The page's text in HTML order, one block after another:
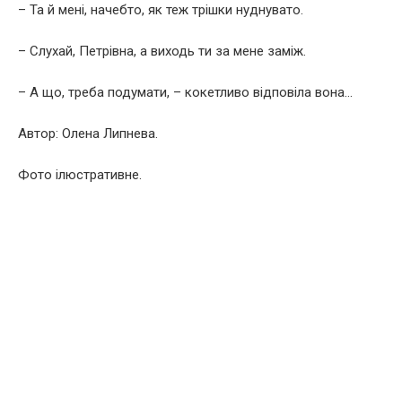
– Та й мені, начебто, як теж трішки нуднувато.
– Слухай, Петрівна, а виходь ти за мене заміж.
– А що, треба подумати, – кокетливо відповіла вона…
Автор: Олена Липнева.
Фото ілюстративне.